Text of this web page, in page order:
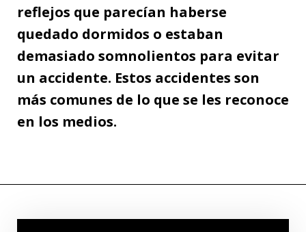
reflejos que parecían haberse
quedado dormidos o estaban
demasiado somnolientos para evitar
un accidente. Estos accidentes son
más comunes de lo que se les reconoce
en los medios.